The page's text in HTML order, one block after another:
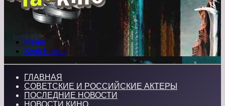
Меню
Switch skin
ГЛАВНАЯ
СОВЕТСКИЕ И РОССИЙСКИЕ АКТЕРЫ
ПОСЛЕДНИЕ НОВОСТИ
НОВОСТИ КИНО